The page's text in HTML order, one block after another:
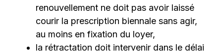
renouvellement ne doit pas avoir laissé
courir la prescription biennale sans agir,
au moins en fixation du loyer,
la rétractation doit intervenir dans le délai